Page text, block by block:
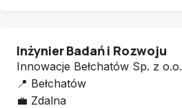
Inżynier Badań i Rozwoju
Innowacje Bełchatów Sp. z o.o.
📍 Bełchatów
💼 Zdalna